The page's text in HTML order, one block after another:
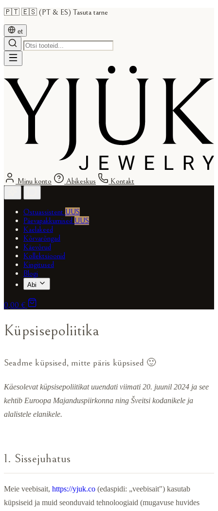
🇵🇹 🇪🇸 (PT & ES) Tasuta tarne
et
Minu konto Abikeskus Kontakt
Ostuassistent UUS
Päevapakkumised UUS
Kaelakeed
Kõrvarõngad
Käevõrud
Kollektsioonid
Kingitused
Blogi
Abi
0,00 €
Küpsisepoliitika
Seadme küpsised, mitte päris küpsised 🙂
Käesolevat küpsisepoliitikat uuendati viimati 20. juunil 2024 ja see
kehtib Euroopa Majanduspiirkonna ning Šveitsi kodanikele ja
alalistele elanikele.
1. Sissejuhatus
Meie veebisait, https://yjuk.co (edaspidi: „veebisait") kasutab
küpsiseid ja muid seonduvaid tehnoloogiaid (mugavuse huvides